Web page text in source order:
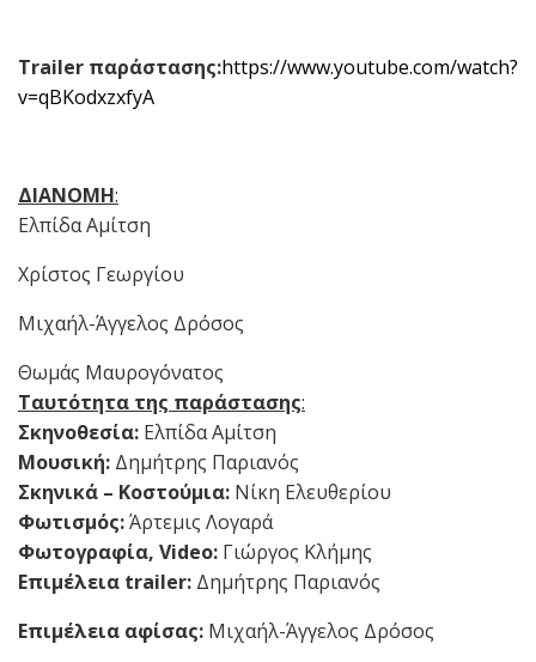
Trailer παράστασης:https://www.youtube.com/watch?
v=qBKodxzxfyA
ΔΙΑΝΟΜΗ:
Ελπίδα Αμίτση
Χρίστος Γεωργίου
Μιχαήλ-Άγγελος Δρόσος
Θωμάς Μαυρογόνατος
Ταυτότητα της παράστασης:
Σκηνοθεσία: Ελπίδα Αμίτση
Μουσική: Δημήτρης Παριανός
Σκηνικά – Κοστούμια: Νίκη Ελευθερίου
Φωτισμός:Άρτεμις Λογαρά
Φωτογραφία, Video: Γιώργος Κλήμης
Επιμέλεια trailer: Δημήτρης Παριανός
Επιμέλεια αφίσας: Μιχαήλ-Άγγελος Δρόσος